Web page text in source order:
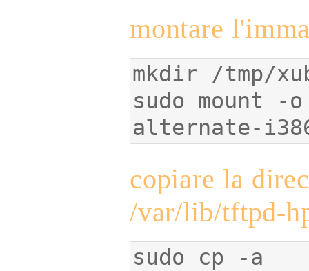
montare
sudo mount -
alternate-
copiare la
/var/lib/tftpd-
sudo cp -a